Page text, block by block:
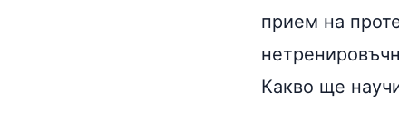
прием на
Какво ще